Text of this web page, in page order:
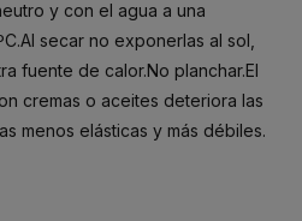
y con el agua a una
secar no exponerlas al sol,
fuente de calor.No planchar.El
cremas o aceites deteriora las
menos elásticas y más débiles.